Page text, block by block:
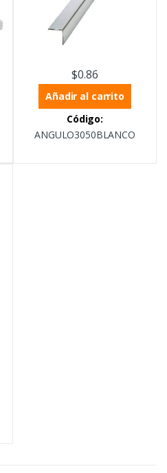
$0.86
Añadir al carrito
Código:
ANGULO3050BLANCO